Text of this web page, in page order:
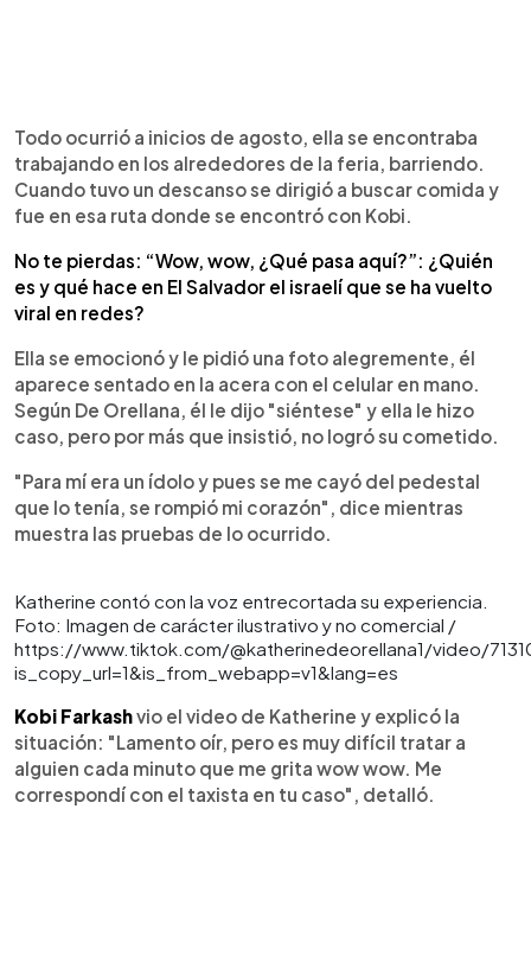
Todo ocurrió a inicios de agosto, ella se encontraba
trabajando en los alrededores de la feria, barriendo.
Cuando tuvo un descanso se dirigió a buscar comida y
fue en esa ruta donde se encontró con Kobi.
No te pierdas: “Wow, wow, ¿Qué pasa aquí?”: ¿Quién
es y qué hace en El Salvador el israelí que se ha vuelto
viral en redes?
Ella se emocionó y le pidió una foto alegremente, él
aparece sentado en la acera con el celular en mano.
Según De Orellana, él le dijo "siéntese" y ella le hizo
caso, pero por más que insistió, no logró su cometido.
"Para mí era un ídolo y pues se me cayó del pedestal
que lo tenía, se rompió mi corazón", dice mientras
muestra las pruebas de lo ocurrido.
Katherine contó con la voz entrecortada su experiencia.
Foto: Imagen de carácter ilustrativo y no comercial /
https://www.tiktok.com/@katherinedeorellana1/video/
is_copy_url=1&is_from_webapp=v1&lang=es
Kobi Farkashvio el video de Katherine y explicó la
situación: "Lamento oír, pero es muy difícil tratar a
alguien cada minuto que me grita wow wow. Me
correspondí con el taxista en tu caso", detalló.